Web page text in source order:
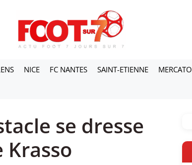
NICE FC NANTES SAINT-ETIENNE MERCATO
se dresse